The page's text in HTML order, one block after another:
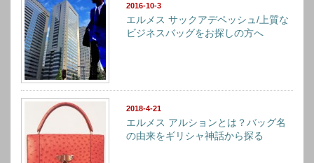
2016-10-3
エルメス サックアデペッシュ/上質な
ビジネスバッグをお探しの方へ
2018-4-21
エルメス アルションとは？バッグ名
の由来をギリシャ神話から探る